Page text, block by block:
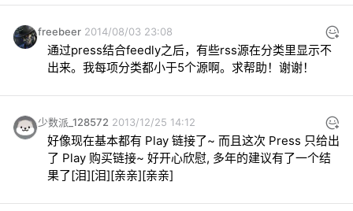
freebeer 2014/08/03 23:08
通过press结合feedly之后，有些rss源在分类里显示不
出来。我每项分类都小于5个源啊。求帮助！谢谢！
少数派_128572 2013/12/25 14:12
好像现在基本都有 Play 链接了~ 而且这次 Press 只给出
了 Play 购买链接~ 好开心欣慰, 多年的建议有了一个结
果了[泪][泪][亲亲][亲亲]